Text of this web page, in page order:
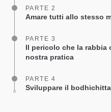
PARTE 2
Amare tutti allo stesso
PARTE 3
Il pericolo che la rabbia
nostra pratica
PARTE 4
Sviluppare il